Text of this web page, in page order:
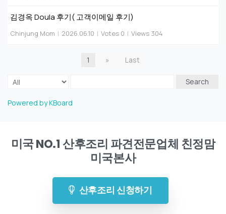
김경옥 Doula 후기( 고객이메일 후기)
Chinjung Mom | 2026.06.10 | Votes 0 | Views 304
1 » Last
Search
Powered by KBoard
미국 NO.1 산후조리 파견전문업체 친정맘
미국본사
산후조리 신청하기